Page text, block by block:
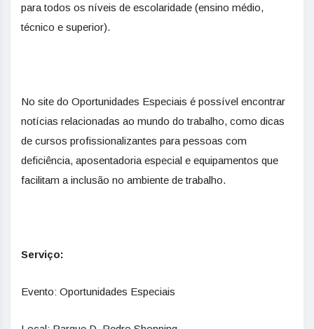
para todos os níveis de escolaridade (ensino médio,
técnico e superior).
No site do Oportunidades Especiais é possível encontrar
notícias relacionadas ao mundo do trabalho, como dicas
de cursos profissionalizantes para pessoas com
deficiência, aposentadoria especial e equipamentos que
facilitam a inclusão no ambiente de trabalho.
Serviço:
Evento: Oportunidades Especiais